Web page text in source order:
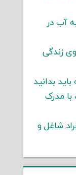
آب در
زندگی
بدانید
مدرک
شاغل و